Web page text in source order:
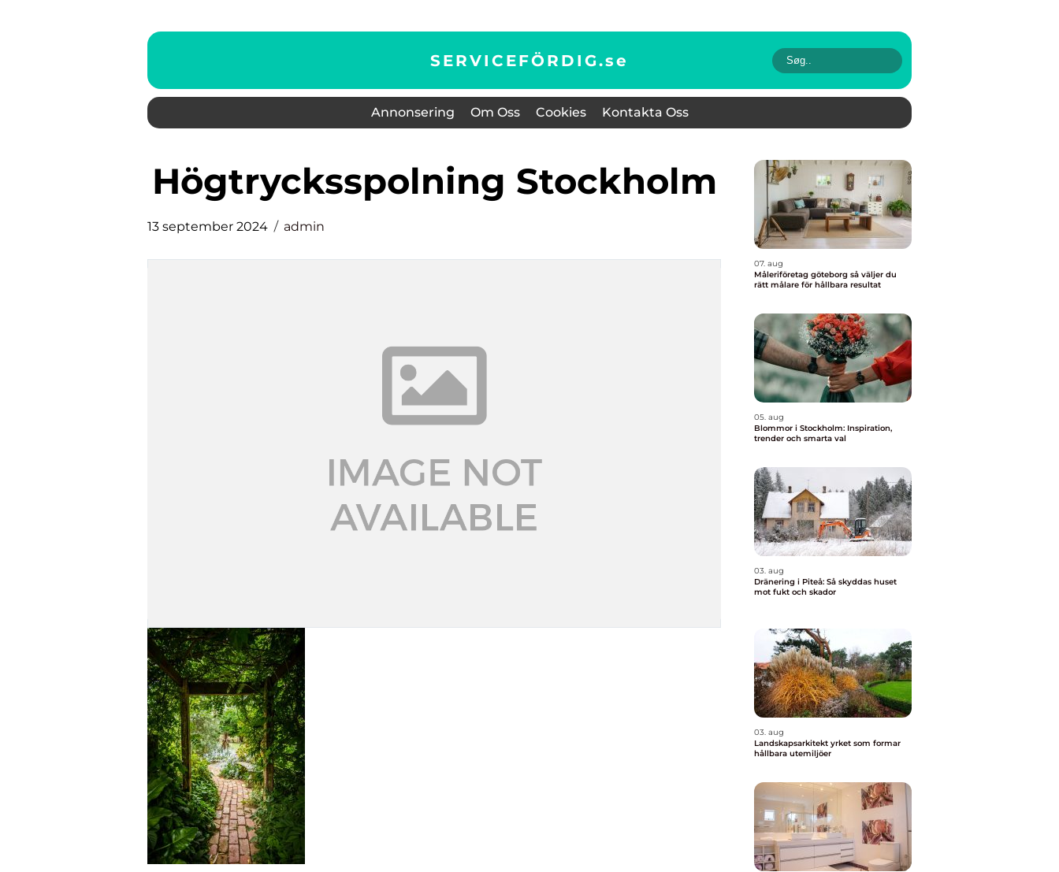
SERVICEFÖRDIG.se
Annonsering Om Oss Cookies Kontakta Oss
högtrycksspolning Stockholm
13 september 2024 admin
07. aug
Måleriföretag göteborg så väljer du
rätt målare för hållbara resultat
05. aug
Blommor i Stockholm: Inspiration,
trender och smarta val
03. aug
Dränering i Piteå: Så skyddas huset
mot fukt och skador
03. aug
Landskapsarkitekt yrket som formar
hållbara utemiljöer